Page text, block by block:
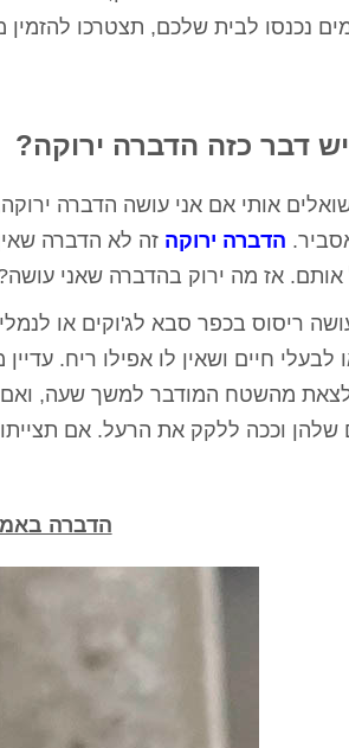
נכנסו לבית שלכם, תצטרכו להזמין
דבר כזה הדברה ירוקה?
אותי אם אני עושה הדברה
הדברה ירוקה זה לא הדברה
אותם. אז מה ירוק בהדברה שאני
ריסוס בכפר סבא לג'וקים או
לבעלי חיים ושאין לו אפילו ריח.
שלהן וככה ללקק את הרעל. אם
הדברה